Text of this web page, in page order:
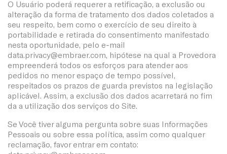
O Usuário poderá requerer a retificação, a exclusão ou
alteração da forma de tratamento dos dados coletados a
seu respeito, bem como o exercício de seu direito à
portabilidade e retirada do consentimento manifestado
nesta oportunidade, pelo e-mail
data.privacy@embraer.com, hipótese na qual a Provedora
empreenderá todos os esforços para atender aos
pedidos no menor espaço de tempo possível,
respeitados os prazos de guarda previstos na legislação
aplicável. Assim, a exclusão dos dados acarretará no fim
da a utilização dos serviços do Site.
Se Você tiver alguma pergunta sobre suas Informações
Pessoais ou sobre essa política, assim como qualquer
reclamação, favor entrar em contato: